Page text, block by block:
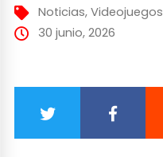
Noticias, Videojuegos
30 junio, 2026